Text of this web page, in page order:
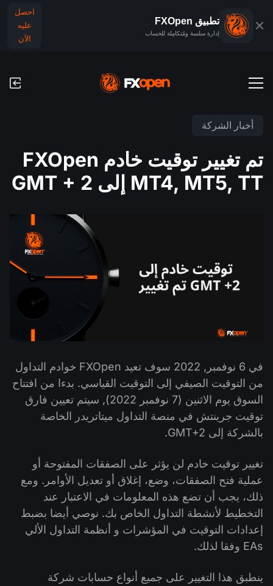
تطبيق FXOpen
إدارة سلسة ومُتكامِلة للحساب
احصل
عليه
الآن
الحساب التجريبي للفوركس
العمولات ورسوم التبييت (السواب)
عمليات الدفع
الفوركس
المؤشرات
التداول في صناديق الإستثمار المتداولة (ETF)
منصَّات التداوُل
iOS FXOpen App
المُخدِّم الافتراضي الخاص (VPS)
تقويم توزيعات الأرباح
مركز المساعدة
ما هو تداوُل عقود الفروقات (CFD)؟
ما هو التداوُل عبر شبكة الاتصالات الإلكترونية (ECN)؟
ما هو وسيط الفوركس؟
أخبار الشركة
لماذا نحن؟
أخبار الشركة
تم تغيير توقيت خادم FXOpen
MT4, MT5, TT إلى GMT + 2
في 6 نوفمبر, 2022 سوف تعيد FXOpen خوادم التداول
من التوقيت الصيفي إلى التوقيت القياسي. بدءا من افتتاح
السوق يوم الاثنين (7 نوفمبر 2022), سيتم تعيين فارق
توقيت جرينتش في منصة التداول ميتاتريدر الخاصة
بالشركة إلى GMT+2.
تغيير توقيت خادم لن يؤثر على الصفقات المفتوحة أو
عملية فتح الصفقات، وضع، إغلاق أو تعديل الأوامر. ومع
ذلك، يجب أن تضع هذه المعلومات في الاعتبار عند
التخطيط لأنشطة التداول الخاص بك. نوصي أيضا بضبط
إعدادات التوقيت في المؤشرات و أنظمة التداول الألي
EAs وفقا لذلك.
ينطبق هذا التغيير على جميع أنواع حسابات شركة